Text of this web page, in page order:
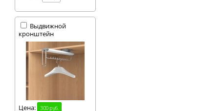
шкафчика, которое
зрительно увеличит
охватываемое им
пространство
помещения.
Выдвижной
кронштейн
Цена: 300 руб.